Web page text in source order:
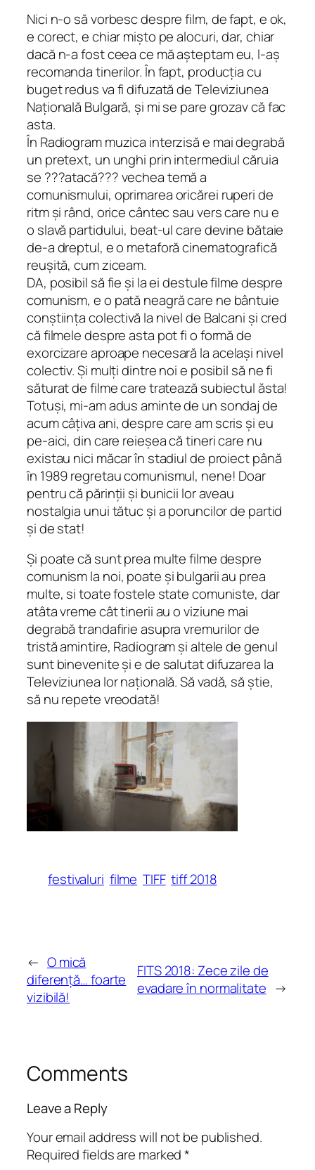
Nici n-o să vorbesc despre film, de fapt, e ok,
e corect, e chiar mișto pe alocuri, dar, chiar
dacă n-a fost ceea ce mă așteptam eu, l-aș
recomanda tinerilor. În fapt, producția cu
buget redus va fi difuzată de Televiziunea
Națională Bulgară, și mi se pare grozav că fac
asta.
În Radiogram muzica interzisă e mai degrabă
un pretext, un unghi prin intermediul căruia
se ???atacă??? vechea temă a
comunismului, oprimarea oricărei ruperi de
ritm și rând, orice cântec sau vers care nu e
o slavă partidului, beat-ul care devine bătaie
de-a dreptul, e o metaforă cinematografică
reușită, cum ziceam.
DA, posibil să fie și la ei destule filme despre
comunism, e o pată neagră care ne bântuie
conștiința colectivă la nivel de Balcani și cred
că filmele despre asta pot fi o formă de
exorcizare aproape necesară la același nivel
colectiv. Și mulți dintre noi e posibil să ne fi
săturat de filme care tratează subiectul ăsta!
Totuși, mi-am adus aminte de un sondaj de
acum câțiva ani, despre care am scris și eu
pe-aici, din care reieșea că tineri care nu
existau nici măcar în stadiul de proiect până
în 1989 regretau comunismul, nene! Doar
pentru că părinții și bunicii lor aveau
nostalgia unui tătuc și a poruncilor de partid
și de stat!
Și poate că sunt prea multe filme despre
comunism la noi, poate și bulgarii au prea
multe, si toate fostele state comuniste, dar
atâta vreme cât tinerii au o viziune mai
degrabă trandafirie asupra vremurilor de
tristă amintire, Radiogram și altele de genul
sunt binevenite și e de salutat difuzarea la
Televiziunea lor națională. Să vadă, să știe,
să nu repete vreodată!
festivaluri filme TIFF tiff 2018
← O mică
diferență… foarte
vizibilă!
FITS 2018: Zece zile de
evadare în normalitate →
Comments
Leave a Reply
Your email address will not be published.
Required fields are marked*